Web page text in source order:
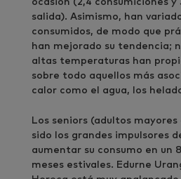
ocasión (2,4 consumiciones y
salida). Asimismo, han
consumidos, de modo que
han mejorado su tendencia;
altas temperaturas han
sobre todo aquellos más
calor como el agua, los
Los seniors (adultos mayores
sido los grandes impulsores
aumentar su consumo en un
meses estivales. Edurne